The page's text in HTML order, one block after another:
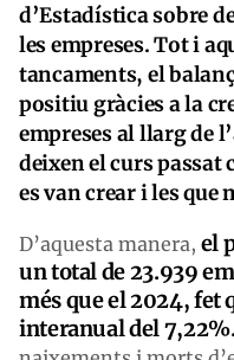
d’Estadística sobre
les empreses. Tot i
tancaments, el
positiu gràcies a la
empreses al llarg de
deixen el curs passat
es van crear i les que
D’aquesta manera, el
un total de 23.939
més que el 2024, fet
interanual del